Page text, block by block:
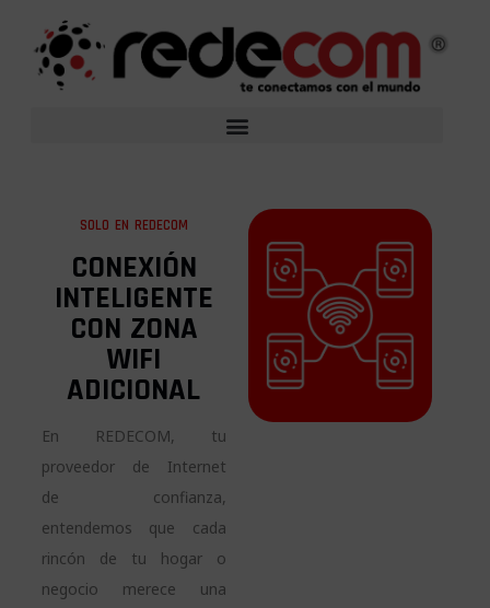
SOLO EN REDECOM
CONEXIÓN
INTELIGENTE
CON ZONA
WIFI
ADICIONAL
En REDECOM, tu
proveedor de Internet
de confianza,
entendemos que cada
rincón de tu hogar o
negocio merece una